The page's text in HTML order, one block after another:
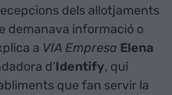
dels allotjaments
demanava informació o
a VIA Empresa Elena
d’Identify, qui
que fan servir la